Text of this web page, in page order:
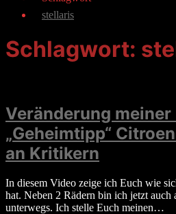
stellaris
Schlagwort:
Veränderung
„Geheimtipp“
an Kritikern
In diesem Video zeige ich Euch wie
hat. Neben 2 Rädern bin ich jetzt auch
unterwegs. Ich stelle Euch meinen…